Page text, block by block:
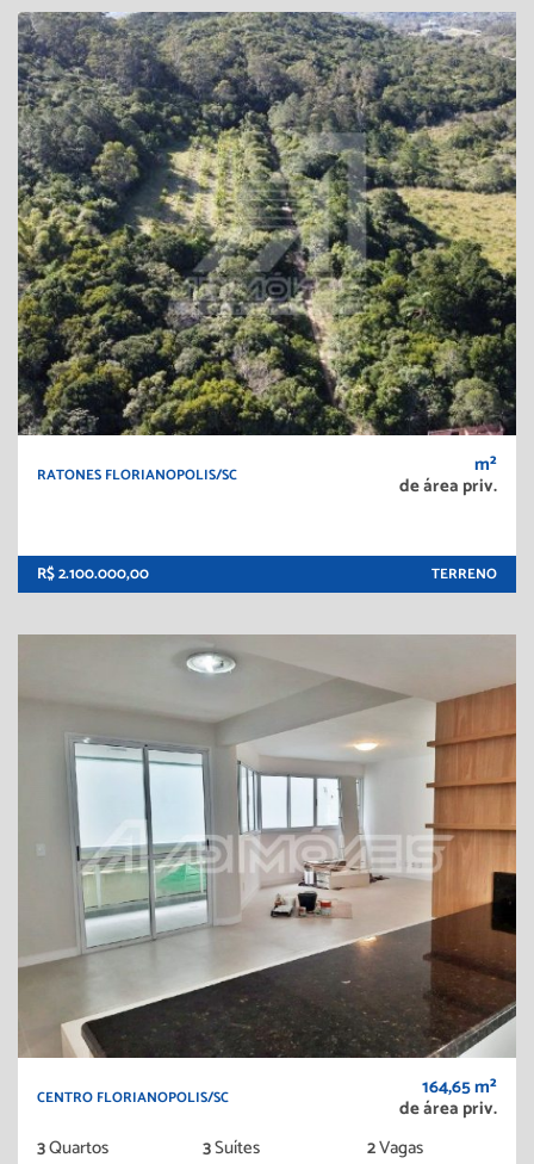
RATONES FLORIANOPOLIS/SC m²
de área priv.
R$ 2.100.000,00 TERRENO
CENTRO FLORIANOPOLIS/SC 164,65 m²
de área priv.
3Quartos 3Suítes 2Vagas